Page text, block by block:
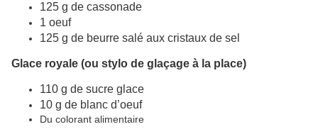
125 g de cassonade
1 oeuf
125 g de beurre salé aux cristaux de sel
Glace royale (ou stylo de glaçage à la place)
110 g de sucre glace
10 g de blanc d’oeuf
Du colorant alimentaire